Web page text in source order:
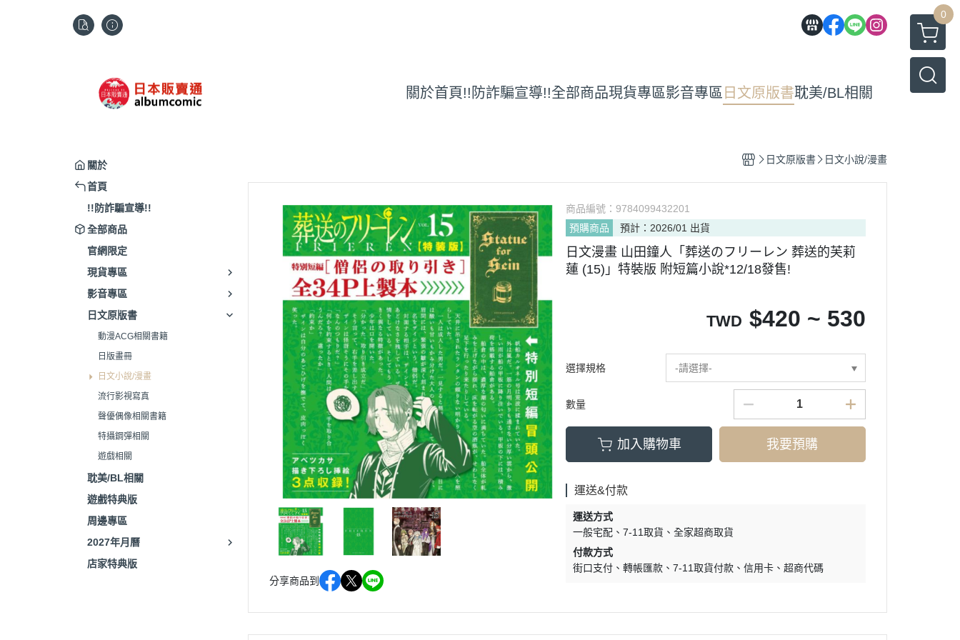
0
關於首頁!!防詐騙宣導!!全部商品現貨專區影音專區 日文原版書耽美/BL相關
關於
首頁
!!防詐騙宣導!!
全部商品
官網限定
現貨專區
影音專區
日文原版書
動漫ACG相關書籍
日版畫冊
日文小說/漫畫
流行影視寫真
聲優偶像相關書籍
特攝鋼彈相關
遊戲相關
耽美/BL相關
遊戲特典版
周邊專區
2027年月曆
店家特典版
日文原版書 日文小說/漫畫
分享商品到
商品編號： 9784099432201
預購商品
預計：2026/01 出貨
日文漫畫 山田鐘人「葬送のフリーレン 葬送的芙莉
蓮 (15)」特裝版 附短篇小說*12/18發售!
TWD $420 ~ 530
選擇規格 -請選擇-
數量
加入購物車 我要預購
運送&付款
運送方式
一般宅配
7-11取貨
全家超商取貨
付款方式
街口支付
轉帳匯款 7-11取貨付款 信用卡 超商代碼